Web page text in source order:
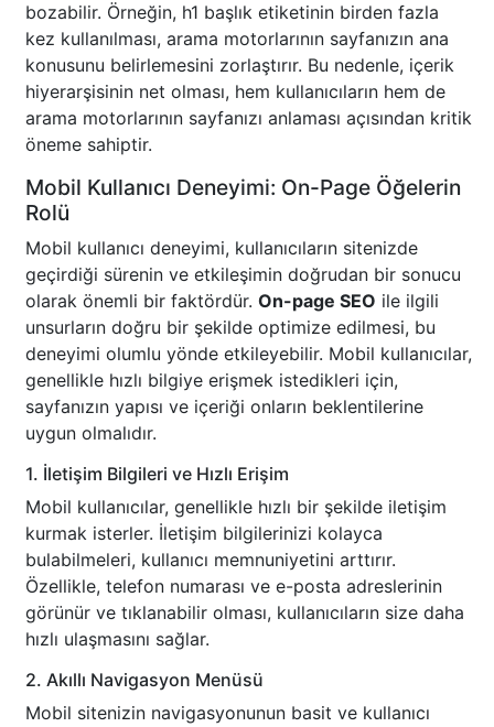
bozabilir. Örneğin, h1 başlık etiketinin birden fazla
kez kullanılması, arama motorlarının sayfanızın ana
konusunu belirlemesini zorlaştırır. Bu nedenle, içerik
hiyerarşisinin net olması, hem kullanıcıların hem de
arama motorlarının sayfanızı anlaması açısından kritik
öneme sahiptir.
Mobil Kullanıcı Deneyimi: On-Page Öğelerin
Rolü
Mobil kullanıcı deneyimi, kullanıcıların sitenizde
geçirdiği sürenin ve etkileşimin doğrudan bir sonucu
olarak önemli bir faktördür. On-page SEO ile ilgili
unsurların doğru bir şekilde optimize edilmesi, bu
deneyimi olumlu yönde etkileyebilir. Mobil kullanıcılar,
genellikle hızlı bilgiye erişmek istedikleri için,
sayfanızın yapısı ve içeriği onların beklentilerine
uygun olmalıdır.
1. İletişim Bilgileri ve Hızlı Erişim
Mobil kullanıcılar, genellikle hızlı bir şekilde iletişim
kurmak isterler. İletişim bilgilerinizi kolayca
bulabilmeleri, kullanıcı memnuniyetini arttırır.
Özellikle, telefon numarası ve e-posta adreslerinin
görünür ve tıklanabilir olması, kullanıcıların size daha
hızlı ulaşmasını sağlar.
2. Akıllı Navigasyon Menüsü
Mobil sitenizin navigasyonunun basit ve kullanıcı